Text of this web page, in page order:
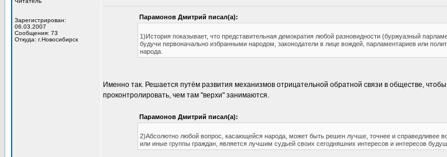
Зарегистрирован:
06.03.2007
Сообщения: 73
Откуда: г.Новосибирск
Парамонов Дмитрий писал(а):
1)История показывает, что представительная демократия любой разновидности (буржуазный
будучи первоначально избранными народом, законодатели в лице вождей, парламентариев или
народа.
Именно так. Решается путём развития механизмов отрицательной обратной связи в обществе,
проконтролировать, чем там "верхи" занимаются.
Парамонов Дмитрий писал(а):
2)Абсолютно любой вопрос, касающейся народа, может быть решен лучше, точнее и справедливее
или иные группы граждан, является лучшим судьей своих сегодняшних интересов и интересов